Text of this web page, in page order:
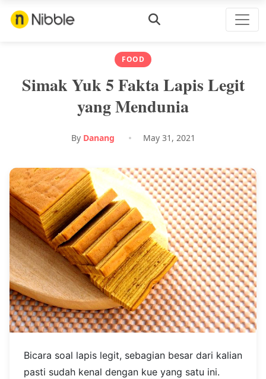
FOOD
Simak Yuk 5 Fakta Lapis Legit
yang Mendunia
By Danang May 31, 2021
Bicara soal lapis legit, sebagian besar dari kalian
pasti sudah kenal dengan kue yang satu ini.